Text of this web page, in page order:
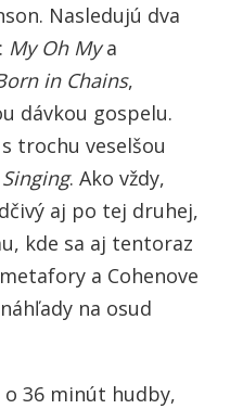
Nasledujú dva
My Oh Mya
in Chains,
dávkou gospelu.
trochu veselšou
. Ako vždy,
aj po tej druhej,
kde sa aj tentoraz
a Cohenove
na osud
36 minút hudby,